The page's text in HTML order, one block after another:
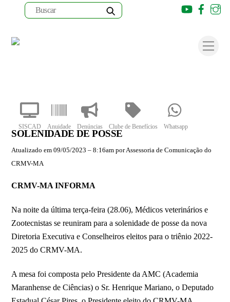
SISCAD Anuidade Denúncias Clube de Benefícios Whatsapp
Youtube
SOLENIDADE DE POSSE
Atualizado em 09/05/2023 – 8:16am por Assessoria de Comunicação do
CRMV-MA
CRMV-MA INFORMA
Na noite da última terça-feira (28.06), Médicos veterinários e
Zootecnistas se reuniram para a solenidade de posse da nova
Diretoria Executiva e Conselheiros eleitos para o triênio 2022-
2025 do CRMV-MA.
A mesa foi composta pelo Presidente da AMC (Academia
Maranhense de Ciências) o Sr. Henrique Mariano, o Deputado